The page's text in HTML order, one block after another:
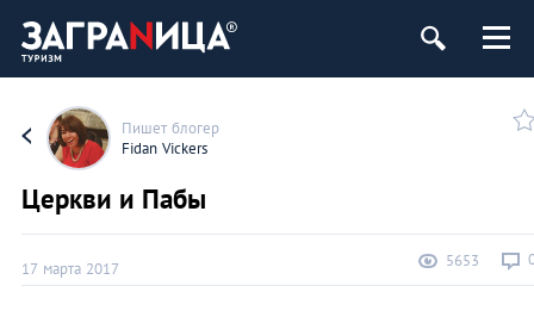
Пишет блогер
Fidan Vickers
Церкви и Пабы
17 марта 2017 5653